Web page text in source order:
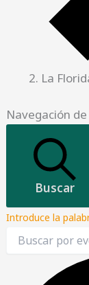
La
Navegación
Buscar
Introduce la